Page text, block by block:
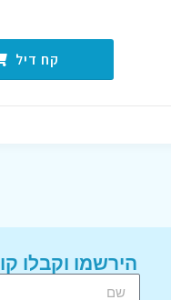
קח דיל
הירשמו וקבלו